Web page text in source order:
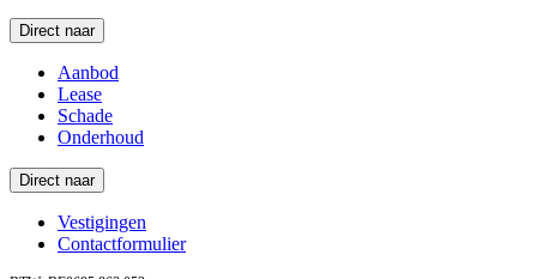
Direct naar
Aanbod
Lease
Schade
Onderhoud
Direct naar
Vestigingen
Contactformulier